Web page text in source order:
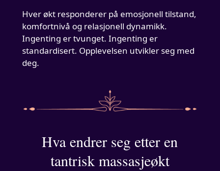
Hver økt responderer på emosjonell tilstand,
komfortnivå og relasjonell dynamikk.
Ingenting er tvunget. Ingenting er
standardisert. Opplevelsen utvikler seg med
deg.
Hva endrer seg etter en
tantrisk massasjeøkt